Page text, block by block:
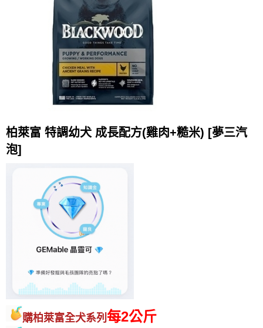
柏萊富 特調幼犬 成長配方(雞肉+糙米) [夢三汽
泡]
購柏萊富全犬系列 每2公斤